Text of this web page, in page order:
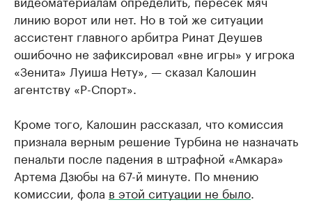
линию ворот или нет. Но в той же ситуации
ассистент главного арбитра Ринат Деушев
ошибочно не зафиксировал «вне игры» у игрока
«Зенита» Луиша Нету», — сказал Калошин
агентству «Р-Спорт».
Кроме того, Калошин рассказал, что комиссия
признала верным решение Турбина не назначать
пенальти после падения в штрафной «Амкара»
Артема Дзюбы на 67-й минуте. По мнению
комиссии, фола в этой ситуации не было